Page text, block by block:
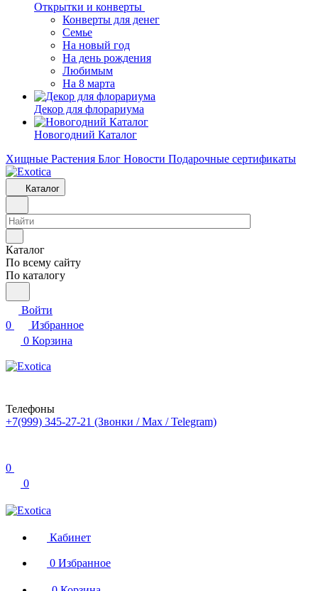
Открытки и конверты
Конверты для денег
Семье
На новый год
На день рождения
Любимым
На 8 марта
Декор для флорариума
Новогодний Каталог
Хищные Растения Блог Новости Подарочные сертификаты
Каталог
Каталог
По всему сайту
По каталогу
Войти
0
Избранное
0 Корзина
Телефоны
+7(999) 345-27-21 (Звонки / Max / Telegram)
0
0
Кабинет
0 Избранное